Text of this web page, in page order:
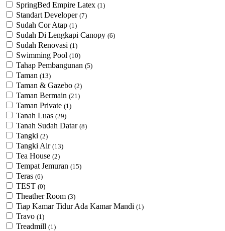
SpringBed Empire Latex (1)
Standart Developer (7)
Sudah Cor Atap (1)
Sudah Di Lengkapi Canopy (6)
Sudah Renovasi (1)
Swimming Pool (10)
Tahap Pembangunan (5)
Taman (13)
Taman & Gazebo (2)
Taman Bermain (21)
Taman Private (1)
Tanah Luas (29)
Tanah Sudah Datar (8)
Tangki (2)
Tangki Air (13)
Tea House (2)
Tempat Jemuran (15)
Teras (6)
TEST (0)
Theather Room (3)
Tiap Kamar Tidur Ada Kamar Mandi (1)
Travo (1)
Treadmill (1)